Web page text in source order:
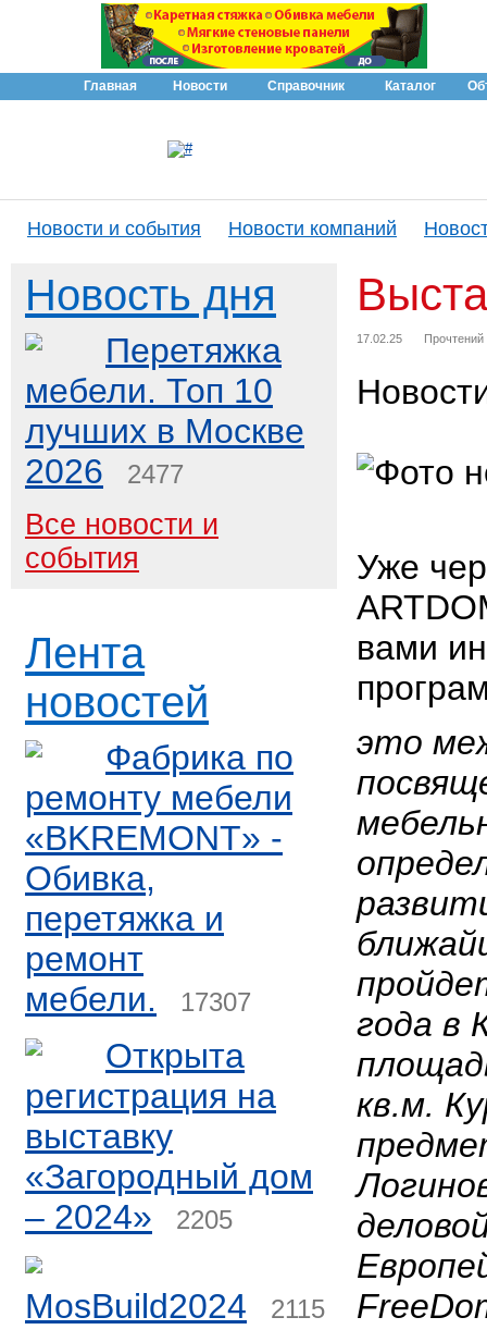
Главная Новости Справочник Каталог
Новости и события Новости компаний
Новость дня
Перетяжка
мебели. Топ 10
лучших в Москве
2026
2477
Все новости и
события
Лента
новостей
Фабрика по
ремонту мебели
«BKREMONT» -
Обивка,
перетяжка и
ремонт
мебели.
17307
Открыта
регистрация на
выставку
«Загородный дом
– 2024»
2205
MosBuild2024 2115
17.02.25
Уже
вами
это
года в
кв.м.